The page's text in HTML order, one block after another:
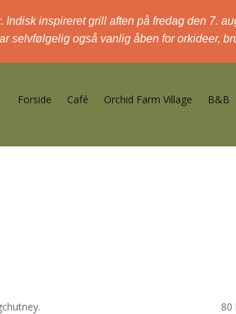
inspireret grill aften på fredag den 7.
selvfølgelig også vanlig åben for orkideer,
Forside Café Orchid Farm Village B&B
quiches – dertil løgchutney. 80